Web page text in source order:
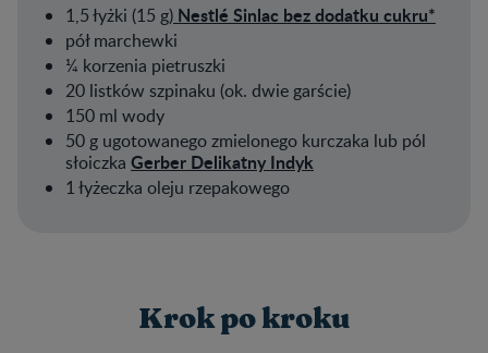
1,5 łyżki (15 g) Nestlé Sinlac bez dodatku cukru*
pół marchewki
¼ korzenia pietruszki
20 listków szpinaku (ok. dwie garście)
150 ml wody
50 g ugotowanego zmielonego kurczaka lub pól
słoiczka Gerber Delikatny Indyk
1 łyżeczka oleju rzepakowego
Krok po kroku